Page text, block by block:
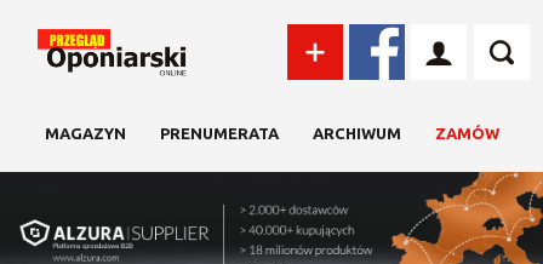
MAGAZYN PRENUMERATA ARCHIWUM ZAMÓW